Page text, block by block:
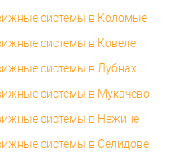
системы в Коломые
системы в Ковеле
системы в Лубнах
системы в Мукачево
системы в Нежине
системы в Селидове